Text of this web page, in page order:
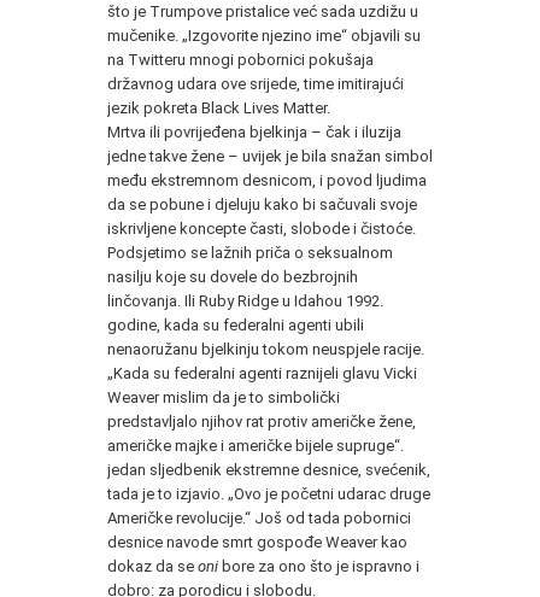
što je Trumpove pristalice već sada uzdižu u
mučenike. „Izgovorite njezino ime“ objavili su
na Twitteru mnogi pobornici pokušaja
državnog udara ove srijede, time imitirajući
jezik pokreta Black Lives Matter.
Mrtva ili povrijeđena bjelkinja – čak i iluzija
jedne takve žene – uvijek je bila snažan simbol
među ekstremnom desnicom, i povod ljudima
da se pobune i djeluju kako bi sačuvali svoje
iskrivljene koncepte časti, slobode i čistoće.
Podsjetimo se lažnih priča o seksualnom
nasilju koje su dovele do bezbrojnih
linčovanja. Ili Ruby Ridge u Idahou 1992.
godine, kada su federalni agenti ubili
nenaoružanu bjelkinju tokom neuspjele racije.
„Kada su federalni agenti raznijeli glavu Vicki
Weaver mislim da je to simbolički
predstavljalo njihov rat protiv američke žene,
američke majke i američke bijele supruge“.
jedan sljedbenik ekstremne desnice, svećenik,
tada je to izjavio. „Ovo je početni udarac druge
Američke revolucije.“ Još od tada pobornici
desnice navode smrt gospođe Weaver kao
dokaz da se oni bore za ono što je ispravno i
dobro: za porodicu i slobodu.